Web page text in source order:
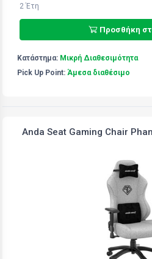
2 Έτη
Προσθήκη
Κατάστημα: Μικρή Διαθεσιμότητα
Pick Up Point: Άμεσα διαθέσιμο
Anda Seat Gaming Chair